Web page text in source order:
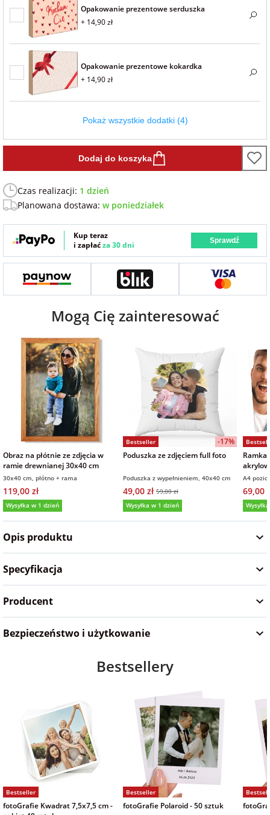
Fotoksiążki
Dodatki i
opakowania
na Dzień
Chłopaka
na Dzień Kobiet
na prezent
świąteczny
na Dzień Babci i
na Wielkanoc
na wieczór
panieński
na wieczór
kawalerski
dla przyjaciółki
dla przyjaciela
Opakowanie prezentowe serduszka
+ 14,90 zł
Opakowanie prezentowe kokardka
+ 14,90 zł
Pokaż wszystkie dodatki (4)
Dodaj do koszyka
Czas realizacji: 1 dzień
Planowana dostawa: w poniedziałek
Kup teraz
i zapłaćza 30 dni Sprawdź
Mogą Cię zainteresować
Obraz na płótnie ze zdjęcia w
ramie drewnianej 30x40 cm
30x40 cm, płótno + rama
119,00 zł
Wysyłka w 1 dzień
Bestseller
-17%
Poduszka ze zdjęciem full foto
Poduszka z wypełnieniem, 40x40 cm
49,00 zł 59,00 zł
Wysyłka w 1 dzień
Ramka
21x30
A4
69,00
Opis produktu
Specyfikacja
Producent
Bezpieczeństwo i użytkowanie
Bestsellery
Bestseller
fotoGrafie Kwadrat 7,5x7,5 cm -
Bestseller
fotoGrafie Polaroid - 50 sztuk